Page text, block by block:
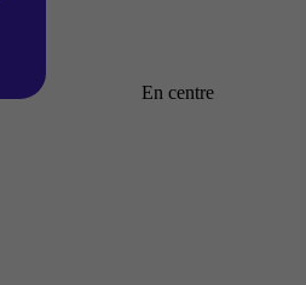
En centre